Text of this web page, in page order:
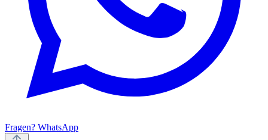
Fragen? WhatsApp